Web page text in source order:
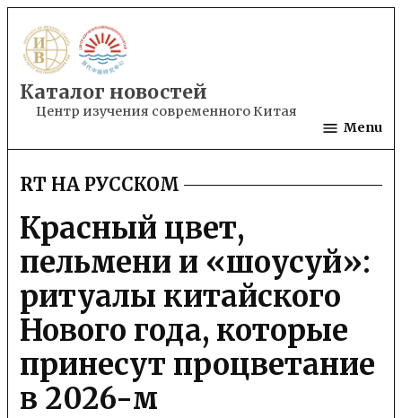
to
content
Каталог новостей
Центр изучения современного Китая
Menu
POSTED
IN
RT НА РУССКОМ
Красный цвет,
пельмени и «шоусуй»:
ритуалы китайского
Нового года, которые
принесут процветание
в 2026-м